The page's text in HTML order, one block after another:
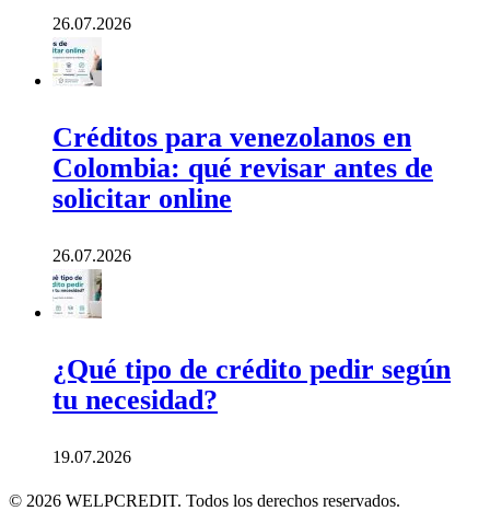
26.07.2026
Créditos para venezolanos en
Colombia: qué revisar antes de
solicitar online
26.07.2026
¿Qué tipo de crédito pedir según
tu necesidad?
19.07.2026
© 2026 WELPCREDIT. Todos los derechos reservados.